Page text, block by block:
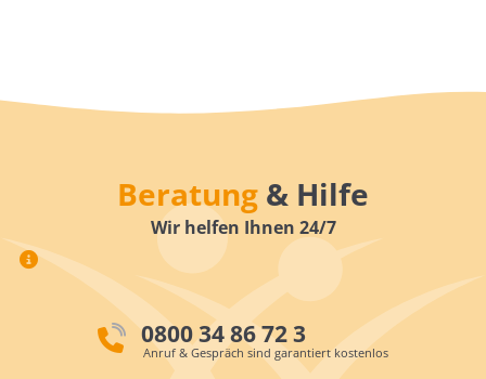
Beratung & Hilfe
Wir helfen Ihnen 24/7
0800 34 86 72 3
Anruf & Gespräch sind garantiert kostenlos